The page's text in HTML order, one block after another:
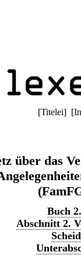
[Titelei] [
über das
Buch
Abschnitt 2.